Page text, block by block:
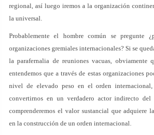
regional, así luego iremos a la organización
la universal.
Probablemente el hombre común se pregunte
organizaciones gremiales internacionales? Si se
la parafernalia de reuniones vacuas, obviamente
entendemos que a través de estas organizaciones
nivel de elevado peso en el orden internacional,
convertirnos en un verdadero actor indirecto del
comprenderemos el valor sustancial que adquiere
en la construcción de un orden internacional.